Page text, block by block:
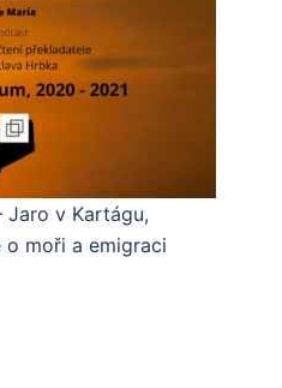
Jaro v Kartágu,
moři a emigraci